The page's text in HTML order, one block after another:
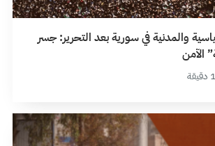
والمدنية في سورية بعد التحرير: جسر
الآمن